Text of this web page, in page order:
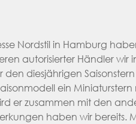
Nordstil in Hamburg
autorisierter Händler wir
den diesjährigen
ein
er zusammen mit den
haben wir bereits.